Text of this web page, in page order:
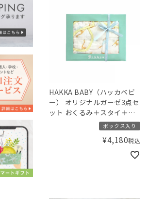
HAKKA BABY（ハッカベビ
ー） オリジナルガーゼ3点セ
ット おくるみ＋スタイ＋ハ
ンカチ キリンアルパカ
ボックス入り
¥4,180税込